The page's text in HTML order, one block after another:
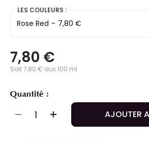
LES COULEURS :
Rose Red - 7,80 €
7,80 €
Soit 7,80 € aux 100 ml
Quantité :
AJOUTER